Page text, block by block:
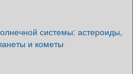
системы: астероиды,
и кометы